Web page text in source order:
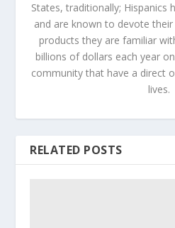
States, traditionally; Hispanics
and are known to devote
products they are familiar
billions of dollars each year
community that have a direct
lives.
RELATED POSTS